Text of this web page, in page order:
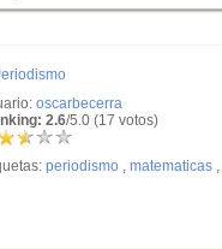
oscarbecerra
2.6/5.0 (17 votos)
periodismo , matematicas ,